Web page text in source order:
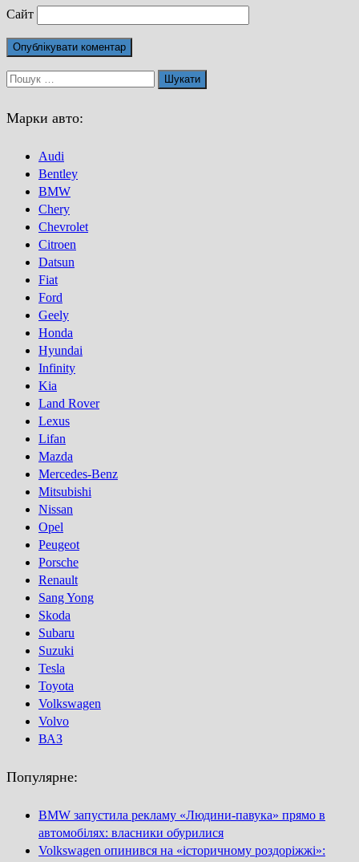
Сайт
Пошук:
Марки авто:
Audi
Bentley
BMW
Chery
Chevrolet
Citroen
Datsun
Fiat
Ford
Geely
Honda
Hyundai
Infinity
Kia
Land Rover
Lexus
Lifan
Mazda
Mercedes-Benz
Mitsubishi
Nissan
Opel
Peugeot
Porsсhe
Renault
Sang Yong
Skoda
Subaru
Suzuki
Tesla
Toyota
Volkswagen
Volvo
ВАЗ
Популярне:
BMW запустила рекламу «Людини-павука» прямо в
автомобілях: власники обурилися
Volkswagen опинився на «історичному роздоріжжі»: